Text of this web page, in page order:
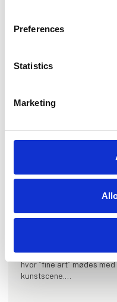
Preferences
Statistics
Marketing
KIRK Gallery promoverer
Galleriets kunstnere er
visuelle linje.
Galleriet tilstræber
krydsfeltet mellem ”fine
hvor ”fine art” mødes
kunstscene.